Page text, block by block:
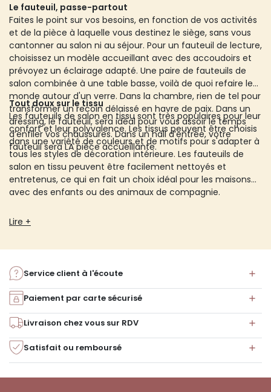
Le fauteuil, passe-partout
Faites le point sur vos besoins, en fonction de vos activités
et de la pièce à laquelle vous destinez le siège, sans vous
cantonner au salon ni au séjour. Pour un fauteuil de lecture,
choisissez un modèle accueillant avec des accoudoirs et
prévoyez un éclairage adapté. Une paire de fauteuils de
salon combinée à une table basse, voilà de quoi refaire le
monde autour d'un verre. Dans la chambre, rien de tel pour
transformer un recoin délaissé en havre de paix. Dans un
dressing, le fauteuil, sera idéal pour vous assoir le temps
d’enfiler vos chaussures. Dans un hall d’entrée, votre
fauteuil sera LA pièce accueillante.
Tout doux sur le tissu
Les fauteuils de salon en tissu sont très populaires pour leur
confort et leur polyvalence. Les tissus peuvent être choisis
dans une variété de couleurs et de motifs pour s'adapter à
tous les styles de décoration intérieure. Les fauteuils de
salon en tissu peuvent être facilement nettoyés et
entretenus, ce qui en fait un choix idéal pour les maisons
avec des enfants ou des animaux de compagnie.
Lire +
Service client à l'écoute
Paiement par carte sécurisé
Livraison chez vous sur RDV
Satisfait ou remboursé